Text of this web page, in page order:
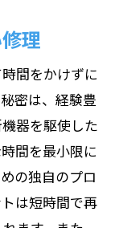
理
間をかけずに
密は、経験豊
器を駆使した
間を最小限に
の独自のプロ
は短時間で再